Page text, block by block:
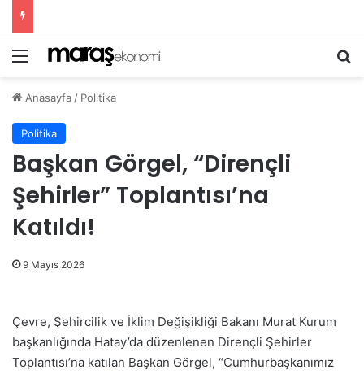
Menü
Anasayfa / Politika
Politika
Başkan Görgel, “Dirençli
Şehirler” Toplantısı’na
Katıldı!
9 Mayıs 2026
Çevre, Şehircilik ve İklim Değişikliği Bakanı Murat Kurum
başkanlığında Hatay’da düzenlenen Dirençli Şehirler
Toplantısı’na katılan Başkan Görgel, “Cumhurbaşkanımız